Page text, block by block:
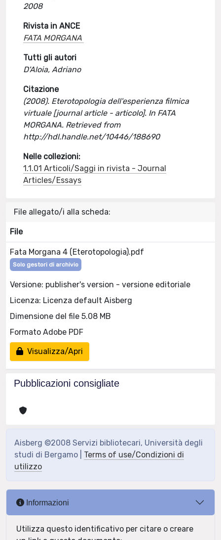
2008
Rivista in ANCE
FATA MORGANA
Tutti gli autori
D'Aloia, Adriano
Citazione
(2008). Eterotopologia dell'esperienza filmica
virtuale [journal article - articolo]. In FATA
MORGANA. Retrieved from
http://hdl.handle.net/10446/188690
Nelle collezioni:
1.1.01 Articoli/Saggi in rivista - Journal
Articles/Essays
File allegato/i alla scheda:
File
Fata Morgana 4 (Eterotopologia).pdf
Solo gestori di archivio
Versione: publisher's version - versione editoriale
Licenza: Licenza default Aisberg
Dimensione del file 5.08 MB
Formato Adobe PDF
Visualizza/Apri
Pubblicazioni consigliate
Aisberg ©2008 Servizi bibliotecari, Università degli
studi di Bergamo | Terms of use/Condizioni di
utilizzo
Informazioni
Utilizza questo identificativo per citare o creare